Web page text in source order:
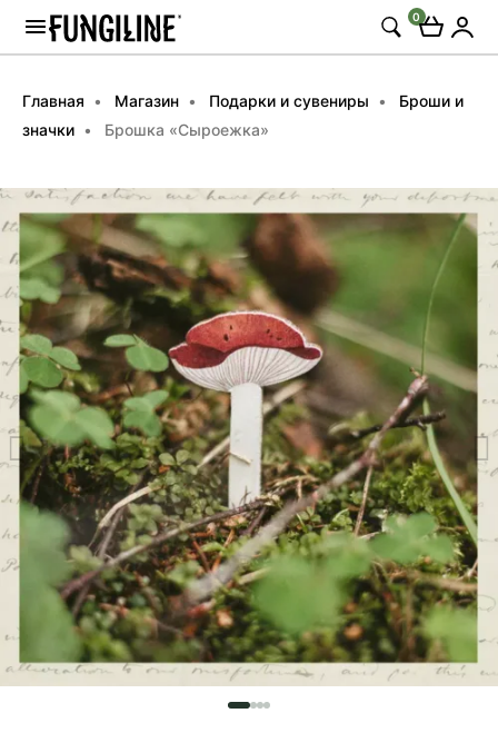
0
Главная Магазин Подарки и сувениры
Броши и
значки
Брошка «Сыроежка»